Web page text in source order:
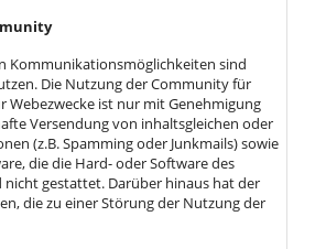
Kommunikationsmöglichkeiten sind
Die Nutzung der Community für
Webezwecke ist nur mit Genehmigung
Versendung von inhaltsgleichen oder
(z.B. Spamming oder Junkmails) sowie
die die Hard- oder Software des
gestattet. Darüber hinaus hat der
die zu einer Störung der Nutzung der